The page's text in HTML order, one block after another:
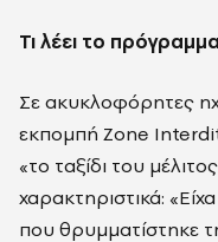
Τι λέει το
Σε ακυκλοφόρητες
εκπομπή Zone
«το ταξίδι του
χαρακτηριστικά:
που θρυμματίστηκε